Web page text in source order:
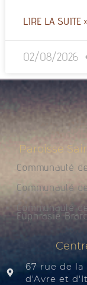
LIRE LA SUITE
02/08/2026
Paroisse
Communauté
Communauté
Communauté
Euphrasie
67 rue de la
d'Avre et